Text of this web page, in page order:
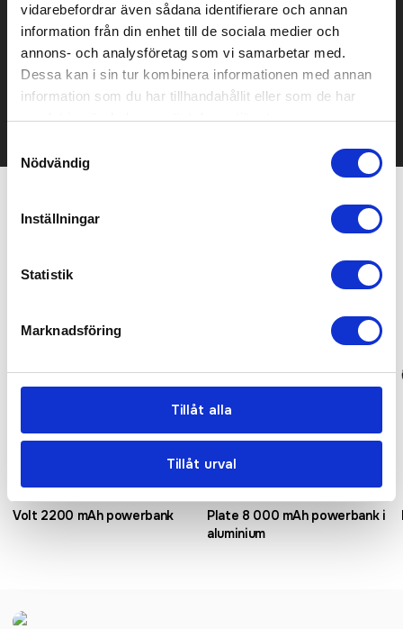
vidarebefordrar även sådana identifierare och annan
information från din enhet till de sociala medier och
annons- och analysföretag som vi samarbetar med.
Dessa kan i sin tur kombinera informationen med annan
information som du har tillhandahållit eller som de har
samlat in när du har använt deras tjänster.
Nödvändig
Inställningar
Statistik
Marknadsföring
Tillåt alla
Tillåt urval
Prisuppgift på mailen?
Kontakta oss här för att få förslag på produkt och pris över
mailen.
Det går också utmärkt att bara ställa frågor!
KONTAKTA OSS
Relaterade produkter
Bra pris
Volt 2200 mAh powerbank
Plate 8 000 mAh powerbank i
aluminium